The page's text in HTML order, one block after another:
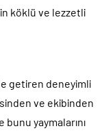
köklü ve lezzetli
getiren deneyimli
ve ekibinden
yaymalarını